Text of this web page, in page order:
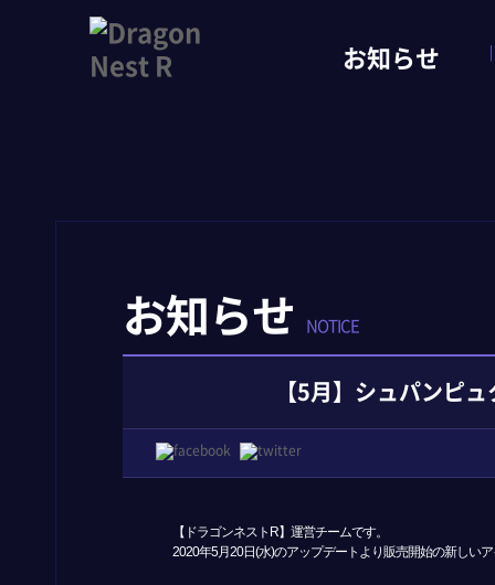
お知らせ
お知らせ NOTICE
【5月】シュパンピ
【ドラゴンネストR】運営チームです。
2020年5月20日(水)のアップデートより販売開始の新しい